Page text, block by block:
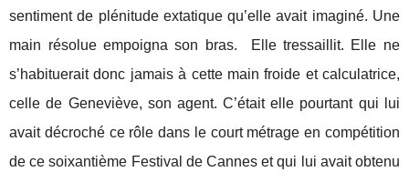
sentiment de plénitude extatique qu’elle avait imaginé. Une
main résolue empoigna son bras.
Elle tressaillit. Elle ne
s’habituerait donc jamais à cette main froide et calculatrice,
celle de Geneviève, son agent. C’était elle pourtant qui lui
avait décroché ce rôle dans le court métrage en compétition
de ce soixantième Festival de Cannes et qui lui avait obtenu